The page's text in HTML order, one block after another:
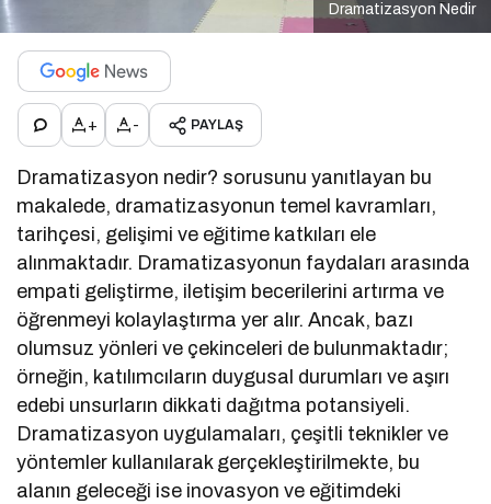
Dramatizasyon Nedir
+ - PAYLAŞ
Dramatizasyon nedir? sorusunu yanıtlayan bu
makalede, dramatizasyonun temel kavramları,
tarihçesi, gelişimi ve eğitime katkıları ele
alınmaktadır. Dramatizasyonun faydaları arasında
empati geliştirme, iletişim becerilerini artırma ve
öğrenmeyi kolaylaştırma yer alır. Ancak, bazı
olumsuz yönleri ve çekinceleri de bulunmaktadır;
örneğin, katılımcıların duygusal durumları ve aşırı
edebi unsurların dikkati dağıtma potansiyeli.
Dramatizasyon uygulamaları, çeşitli teknikler ve
yöntemler kullanılarak gerçekleştirilmekte, bu
alanın geleceği ise inovasyon ve eğitimdeki